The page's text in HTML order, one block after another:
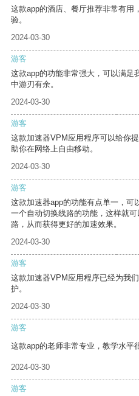
这款app的酒店、餐厅推荐非常有用
验。
2024-03-30
游客
这款app的功能非常强大，可以满足
中游刃有余。
2024-03-30
游客
这款加速器VPM应用程序可以给你
助你在网络上自由移动。
2024-03-30
游客
这款加速器app的功能有点单一，可
一个自动切换线路的功能，这样就
路，从而获得更好的加速效果。
2024-03-30
游客
这款加速器VPM应用程序已经为我
护。
2024-03-30
游客
这款app的老师非常专业，教学水平
2024-03-30
游客